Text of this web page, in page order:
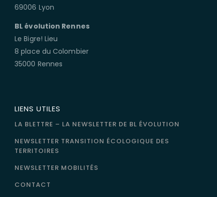
69006 Lyon
BL évolution Rennes
Le Bigre! Lieu
8 place du Colombier
35000 Rennes
LIENS UTILES
LA BLETTRE – LA NEWSLETTER DE BL ÉVOLUTION
NEWSLETTER TRANSITION ÉCOLOGIQUE DES
TERRITOIRES
NEWSLETTER MOBILITÉS
CONTACT